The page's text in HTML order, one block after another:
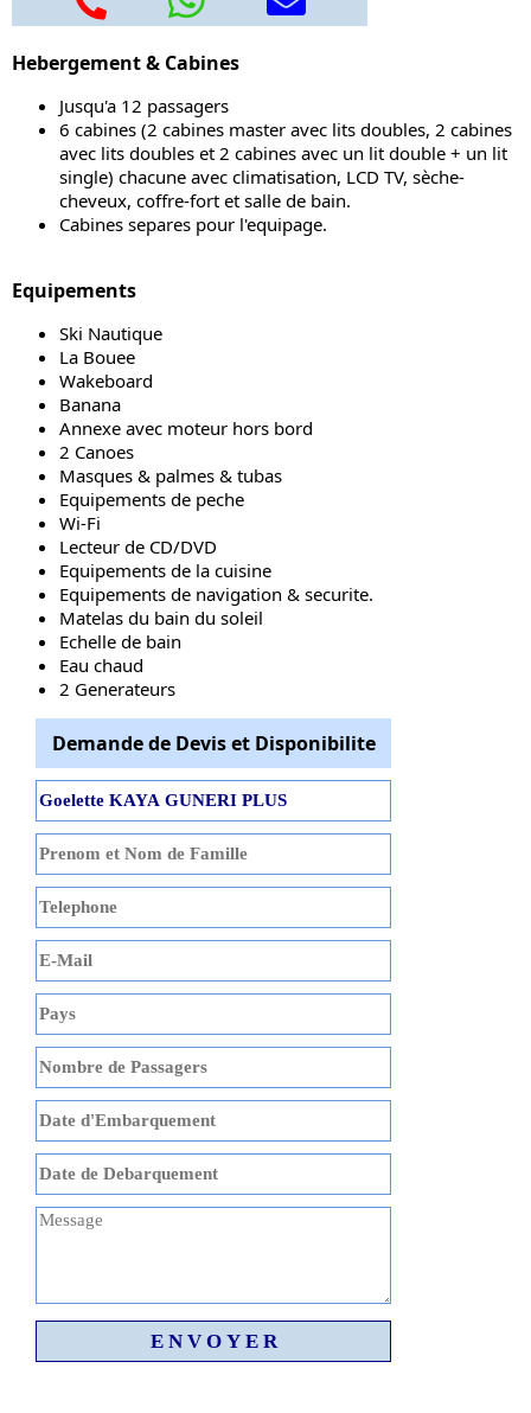
Hebergement & Cabines
Jusqu'a 12 passagers
6 cabines (2 cabines master avec lits doubles, 2 cabines
avec lits doubles et 2 cabines avec un lit double + un lit
single) chacune avec climatisation, LCD TV, sèche-
cheveux, coffre-fort et salle de bain.
Cabines separes pour l'equipage.
Equipements
Ski Nautique
La Bouee
Wakeboard
Banana
Annexe avec moteur hors bord
2 Canoes
Masques & palmes & tubas
Equipements de peche
Wi-Fi
Lecteur de CD/DVD
Equipements de la cuisine
Equipements de navigation & securite.
Matelas du bain du soleil
Echelle de bain
Eau chaud
2 Generateurs
Demande de Devis et Disponibilite